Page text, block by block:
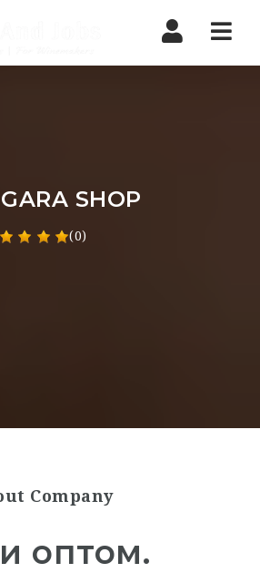
SHOP
(0)
Company
оптом.